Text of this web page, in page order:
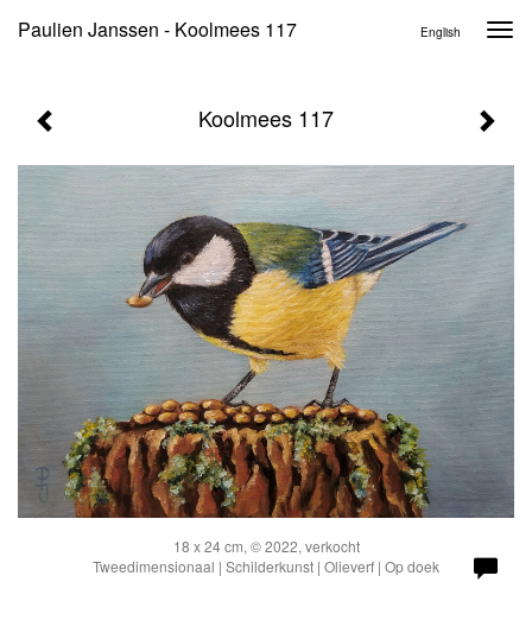
Paulien Janssen - Koolmees 117 English
Koolmees 117
18 x 24 cm, © 2022, verkocht
Tweedimensionaal | Schilderkunst | Olieverf | Op doek